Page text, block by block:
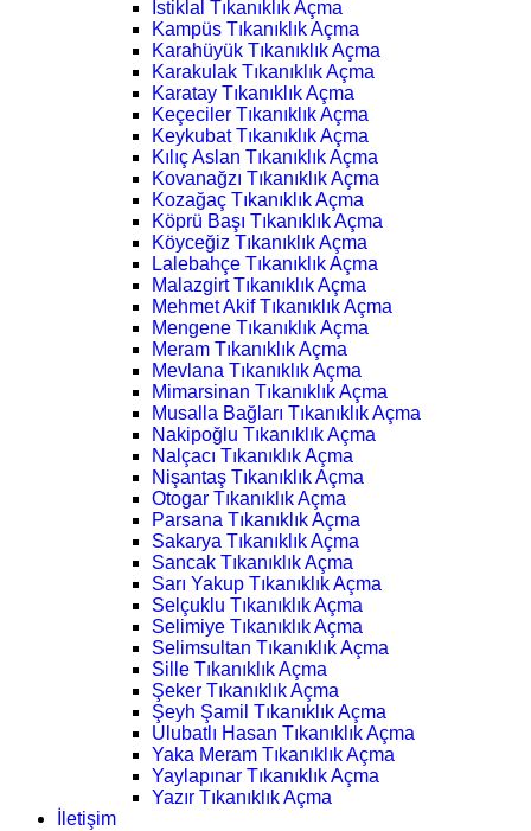
İstiklal Tıkanıklık Açma
Kampüs Tıkanıklık Açma
Karahüyük Tıkanıklık Açma
Karakulak Tıkanıklık Açma
Karatay Tıkanıklık Açma
Keçeciler Tıkanıklık Açma
Keykubat Tıkanıklık Açma
Kılıç Aslan Tıkanıklık Açma
Kovanağzı Tıkanıklık Açma
Kozağaç Tıkanıklık Açma
Köprü Başı Tıkanıklık Açma
Köyceğiz Tıkanıklık Açma
Lalebahçe Tıkanıklık Açma
Malazgirt Tıkanıklık Açma
Mehmet Akif Tıkanıklık Açma
Mengene Tıkanıklık Açma
Meram Tıkanıklık Açma
Mevlana Tıkanıklık Açma
Mimarsinan Tıkanıklık Açma
Musalla Bağları Tıkanıklık Açma
Nakipoğlu Tıkanıklık Açma
Nalçacı Tıkanıklık Açma
Nişantaş Tıkanıklık Açma
Otogar Tıkanıklık Açma
Parsana Tıkanıklık Açma
Sakarya Tıkanıklık Açma
Sancak Tıkanıklık Açma
Sarı Yakup Tıkanıklık Açma
Selçuklu Tıkanıklık Açma
Selimiye Tıkanıklık Açma
Selimsultan Tıkanıklık Açma
Sille Tıkanıklık Açma
Şeker Tıkanıklık Açma
Şeyh Şamil Tıkanıklık Açma
Ulubatlı Hasan Tıkanıklık Açma
Yaka Meram Tıkanıklık Açma
Yaylapınar Tıkanıklık Açma
Yazır Tıkanıklık Açma
İletişim